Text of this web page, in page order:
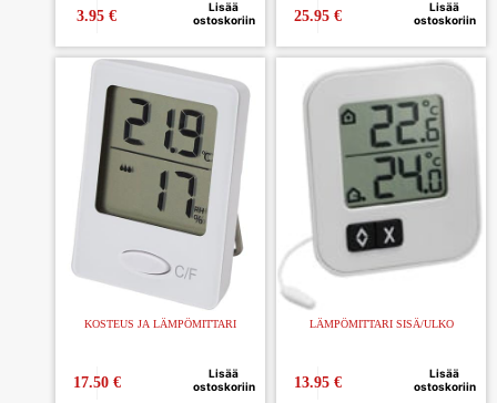
3.95€
Lisää
ostoskoriin
25.95 €
Lisää
ostoskoriin
KOSTEUS JA LÄMPÖMITTARI
17.50 €
Lisää
ostoskoriin
LÄMPÖMITTARI SISÄ/ULKO
13.95 €
Lisää
ostoskoriin